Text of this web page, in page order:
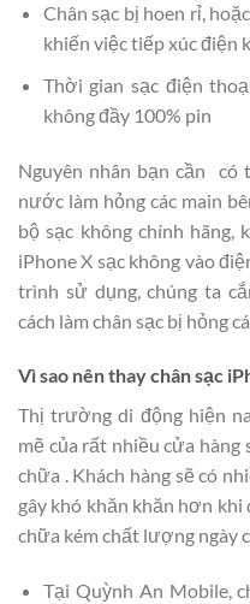
Chân sạc bị hoen rỉ,
khiến việc tiếp xúc điện
Thời gian sạc điện
không đầy 100% pin
Nguyên nhân bạn cần
có
nước làm hỏng các main
bộ sạc không chính hãng,
iPhone X sạc không vào
trình sử dụng, chúng ta
cách làm chân sạc bị hỏng
Vì sao nên thay chân sạc
Thị trường di động hiện
mẽ của rất nhiều cửa
chữa . Khách hàng sẽ có
gây khó khăn khăn hơn
chữa kém chất lượng ngày
Tại Quỳnh An Mobile,